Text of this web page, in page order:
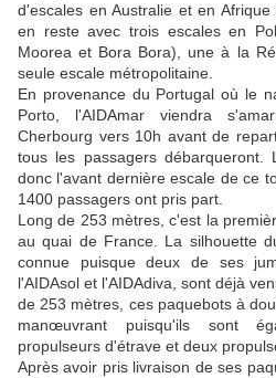
d'escales en Australie et en
en reste avec trois escales en
Moorea et Bora Bora), une à la
seule escale métropolitaine.
En provenance du Portugal où le
Porto, l'AIDAmar viendra
Cherbourg vers 10h avant de
tous les passagers débarqueront.
donc l'avant dernière escale de ce
1400 passagers ont pris part.
Long de 253 mètres, c'est la
au quai de France. La silhouette
connue puisque deux de ses
l'AIDAsol et l'AIDAdiva, sont déjà
de 253 mètres, ces paquebots à
manœuvrant puisqu'ils sont
propulseurs d'étrave et deux
Après avoir pris livraison de ses